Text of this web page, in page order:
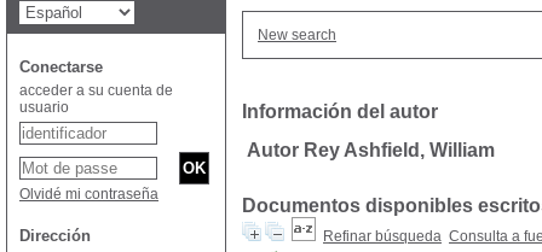
New search
Información del autor
Autor Rey Ashfield, William
Documentos disponibles
Refinar búsqueda Consulta a
Conectarse
acceder a su cuenta de
usuario
Olvidé mi contraseña
Dirección